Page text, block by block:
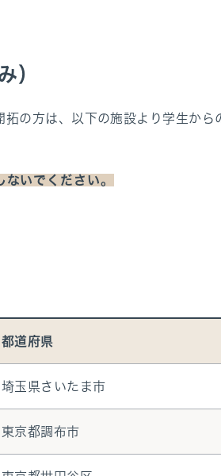
）
の方は、以下の施設より学生から
いでください。
都道府県
埼玉県さいたま市
東京都調布市